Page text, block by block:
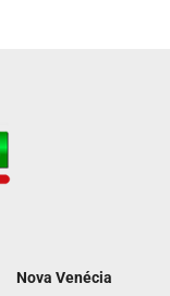
Nova Venécia